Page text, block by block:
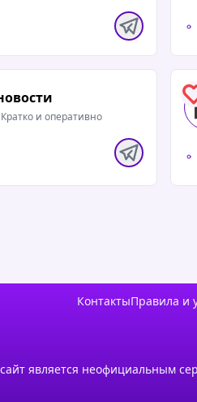
и оперативно
КонтактыПравила и
является неофициальным